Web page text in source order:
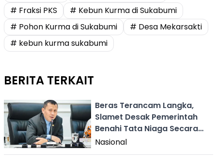
# Fraksi PKS
# Kebun Kurma di Sukabumi
# Pohon Kurma di Sukabumi
# Desa Mekarsakti
# kebun kurma sukabumi
BERITA TERKAIT
Beras Terancam Langka,
Slamet Desak Pemerintah
Benahi Tata Niaga Secara
Total
Nasional